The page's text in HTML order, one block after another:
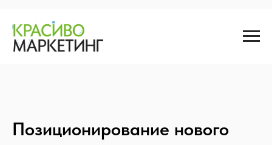
Позиционирование нового